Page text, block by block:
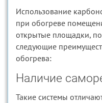
Использование
при обогреве
открытые площадки,
следующие
обогрева:
Наличие
Такие системы